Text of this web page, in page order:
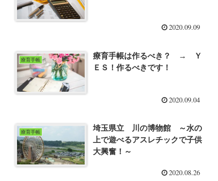
2020.09.09
療育手帳
療育手帳は作るべき？ → Ｙ
ＥＳ！作るべきです！
2020.09.04
療育手帳
埼玉県立 川の博物館 ～水の
上で遊べるアスレチックで子供
大興奮！～
2020.08.26